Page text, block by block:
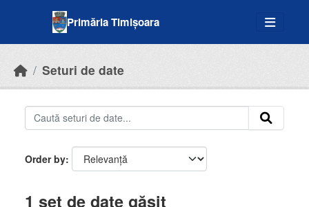
Primăria Timișoara
Seturi de date
Order by
1 set de date găsit